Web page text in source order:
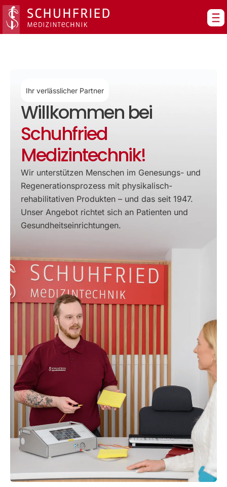
Zum
Inhalt
springen
Ihr verlässlicher Partner
Willkommen bei
Schuhfried
Medizintechnik!
Wir unterstützen Menschen im Genesungs- und
Regenerationsprozess mit physikalisch-
rehabilitativen Produkten – und das seit 1947.
Unser Angebot richtet sich an Patienten und
Gesundheitseinrichtungen.